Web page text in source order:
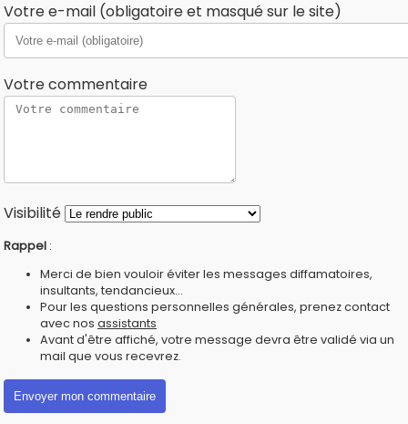
Votre e-mail (obligatoire et masqué sur le site)
Votre commentaire
Visibilité
Rappel :
Merci de bien vouloir éviter les messages diffamatoires,
insultants, tendancieux...
Pour les questions personnelles générales, prenez contact
avec nos assistants
Avant d'être affiché, votre message devra être validé via un
mail que vous recevrez.